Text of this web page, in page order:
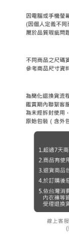
２．關於個人資料
https://aftee.tw/
３．未成年的使用
「AFTEE先享後付
４．使用「AFTEE
時審查核予不同之
請求用戶進行身份認
恩沛科技股份有限
離島宅配